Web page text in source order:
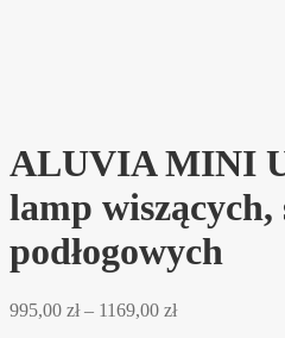
ALUVIA MINI
lamp wiszących,
podłogowych
995,00 zł – 1169,00 złZakres